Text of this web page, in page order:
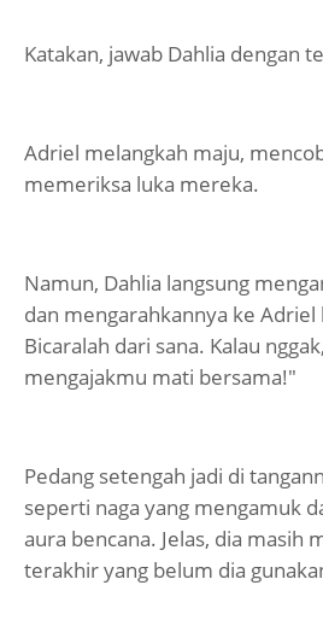
Katakan, jawab Dahlia dengan
Adriel melangkah maju,
memeriksa luka mereka.
Namun, Dahlia langsung
dan mengarahkannya ke Adriel
Bicaralah dari sana. Kalau
mengajakmu mati bersama!"
Pedang setengah jadi di
seperti naga yang mengamuk
aura bencana. Jelas, dia masih
terakhir yang belum dia